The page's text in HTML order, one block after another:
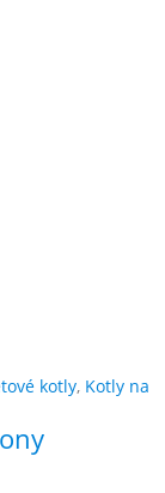
kotly, Kotly na